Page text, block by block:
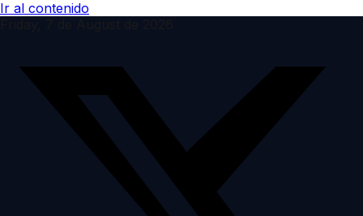
Ir al contenido